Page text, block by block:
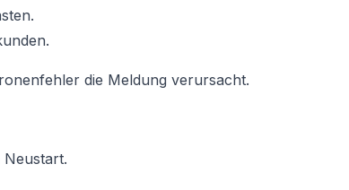
die Meldung verursacht.
Neustart.